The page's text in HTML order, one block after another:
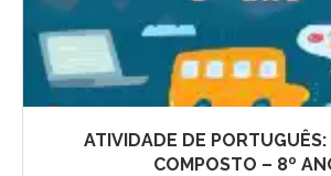
ATIVIDADE DE PORTUGUÊS:
COMPOSTO – 8º